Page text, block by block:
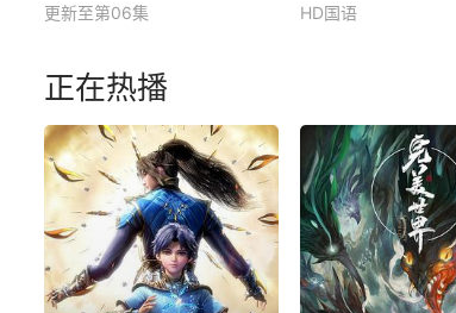
更新至第06集
HD国语
正在热播